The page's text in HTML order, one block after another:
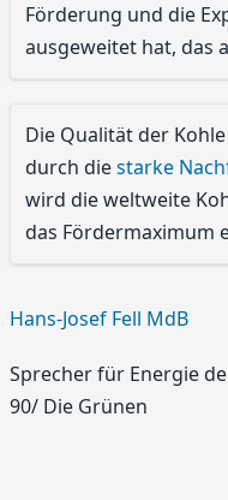
Förderung und die
ausgeweitet hat, das
Die Qualität der
durch diestarke
wird die weltweite
das Fördermaximum
Hans-Josef Fell MdB
Sprecher für Energie
90/ Die Grünen